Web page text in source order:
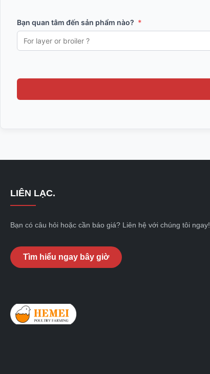
Bạn quan tâm đến sản phẩm nào? *
LIÊN LẠC.
Bạn có câu hỏi hoặc cần báo giá? Liên hệ với chúng tôi ngay!
Tìm hiểu ngay bây giờ